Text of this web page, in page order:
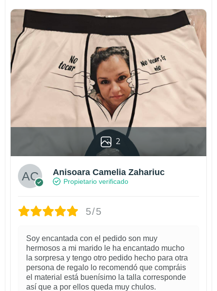
2
Anisoara Camelia Zahariuc
Propietario verificado
5/5
Soy encantada con el pedido son muy
hermosos a mi marido le ha encantado mucho
la sorpresa y tengo otro pedido hecho para otra
persona de regalo lo recomendó que compráis
el material está buenísimo la talla corresponde
así que a por ellos queda muy chulos.